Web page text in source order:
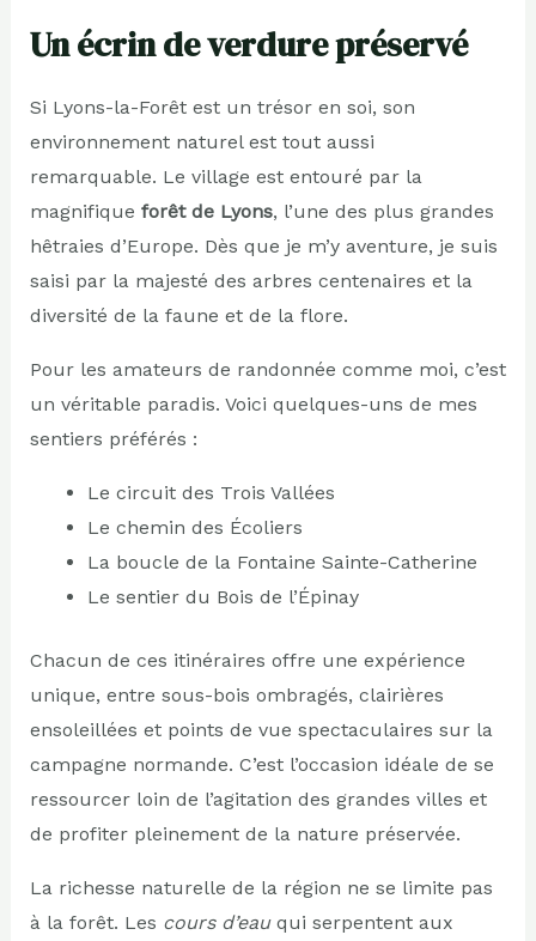
Un écrin de verdure préservé
Si Lyons-la-Forêt est un trésor en soi, son
environnement naturel est tout aussi
remarquable. Le village est entouré par la
magnifique forêt de Lyons, l’une des plus grandes
hêtraies d’Europe. Dès que je m’y aventure, je suis
saisi par la majesté des arbres centenaires et la
diversité de la faune et de la flore.
Pour les amateurs de randonnée comme moi, c’est
un véritable paradis. Voici quelques-uns de mes
sentiers préférés :
Le circuit des Trois Vallées
Le chemin des Écoliers
La boucle de la Fontaine Sainte-Catherine
Le sentier du Bois de l’Épinay
Chacun de ces itinéraires offre une expérience
unique, entre sous-bois ombragés, clairières
ensoleillées et points de vue spectaculaires sur la
campagne normande. C’est l’occasion idéale de se
ressourcer loin de l’agitation des grandes villes et
de profiter pleinement de la nature préservée.
La richesse naturelle de la région ne se limite pas
à la forêt. Les cours d’eauqui serpentent aux